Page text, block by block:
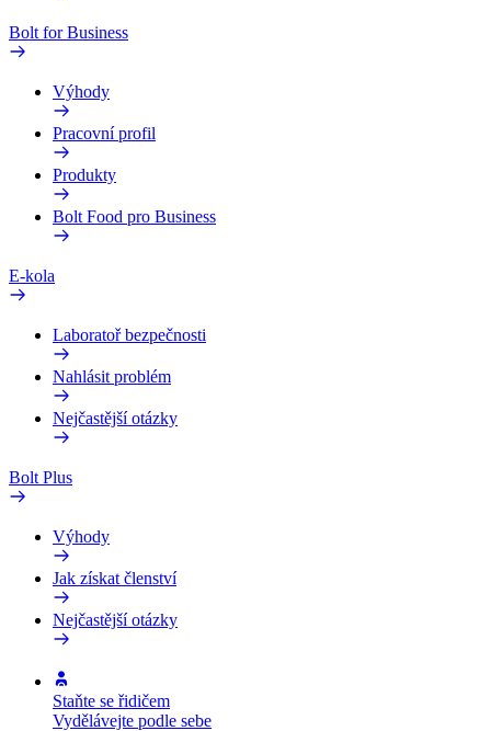
Bolt for Business
Výhody
Pracovní profil
Produkty
Bolt Food pro Business
E-kola
Laboratoř bezpečnosti
Nahlásit problém
Nejčastější otázky
Bolt Plus
Výhody
Jak získat členství
Nejčastější otázky
Staňte se řidičem
Vydělávejte podle sebe